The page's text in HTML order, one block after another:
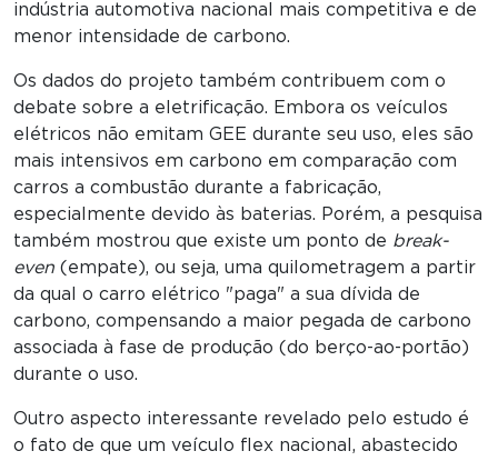
indústria automotiva nacional mais competitiva e de
menor intensidade de carbono.
Os dados do projeto também contribuem com o
debate sobre a eletrificação. Embora os veículos
elétricos não emitam GEE durante seu uso, eles são
mais intensivos em carbono em comparação com
carros a combustão durante a fabricação,
especialmente devido às baterias. Porém, a pesquisa
também mostrou que existe um ponto de break-
even (empate), ou seja, uma quilometragem a partir
da qual o carro elétrico "paga" a sua dívida de
carbono, compensando a maior pegada de carbono
associada à fase de produção (do berço-ao-portão)
durante o uso.
Outro aspecto interessante revelado pelo estudo é
o fato de que um veículo flex nacional, abastecido